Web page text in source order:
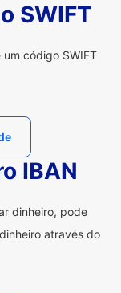
SWIFT
código SWIFT
IBAN
dinheiro, pode
através do